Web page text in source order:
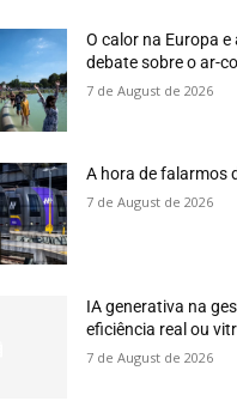
O calor na Europa
debate sobre o ar-
7 de August de 2026
A hora de falarmos
7 de August de 2026
IA generativa na
eficiência real ou
7 de August de 2026